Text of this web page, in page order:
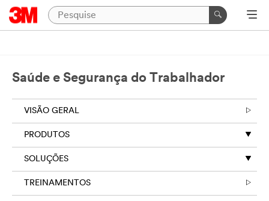
Saúde e Segurança do Trabalhador
VISÃO GERAL
PRODUTOS
SOLUÇÕES
TREINAMENTOS